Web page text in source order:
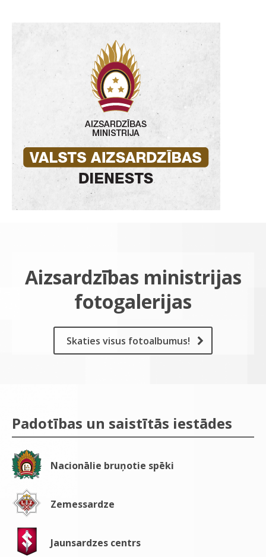
Aizsardzības ministrijas
fotogalerijas
Skaties visus fotoalbumus!
Padotības un saistītās iestādes
Nacionālie bruņotie spēki
Zemessardze
Jaunsardzes centrs